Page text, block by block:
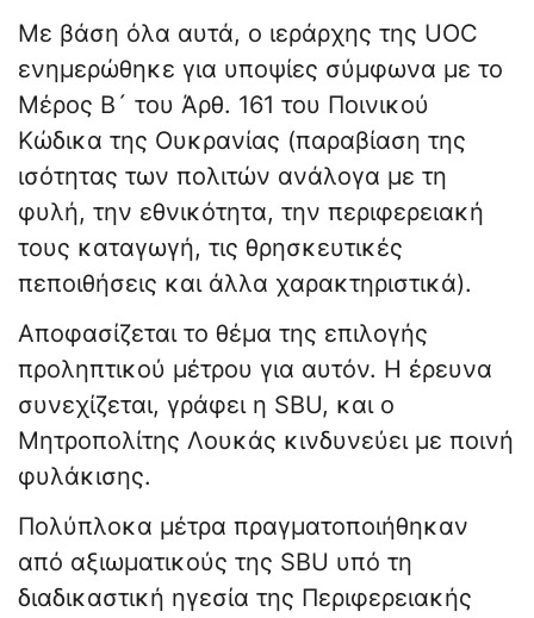
Με βάση όλα αυτά, ο ιεράρχης της UOC
ενημερώθηκε για υποψίες σύμφωνα με το
Μέρος Β´ του Άρθ. 161 του Ποινικού
Κώδικα της Ουκρανίας (παραβίαση της
ισότητας των πολιτών ανάλογα με τη
φυλή, την εθνικότητα, την περιφερειακή
τους καταγωγή, τις θρησκευτικές
πεποιθήσεις και άλλα χαρακτηριστικά).
Αποφασίζεται το θέμα της επιλογής
προληπτικού μέτρου για αυτόν. Η έρευνα
συνεχίζεται, γράφει η SBU, και ο
Μητροπολίτης Λουκάς κινδυνεύει με ποινή
φυλάκισης.
Πολύπλοκα μέτρα πραγματοποιήθηκαν
από αξιωματικούς της SBU υπό τη
διαδικαστική ηγεσία της Περιφερειακής